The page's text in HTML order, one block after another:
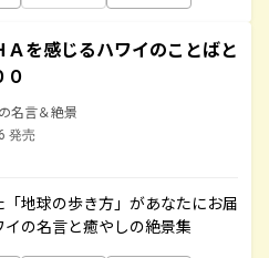
Ａを感じるハワイのことばと
０
名言＆絶景
発売
地球の歩き方」があなたにお届
の名言と癒やしの絶景集